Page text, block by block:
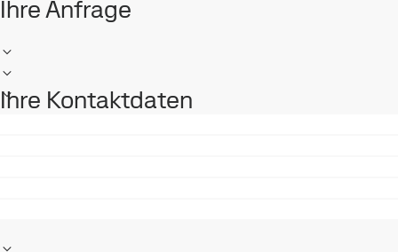
Ihre Anfrage
Ihre Kontaktdaten